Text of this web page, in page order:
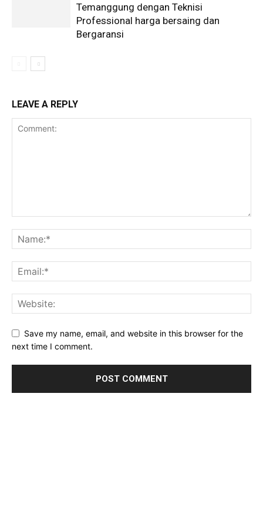
Temanggung dengan Teknisi
Professional harga bersaing dan
Bergaransi
LEAVE A REPLY
Save my name, email, and website in this browser for the
next time I comment.